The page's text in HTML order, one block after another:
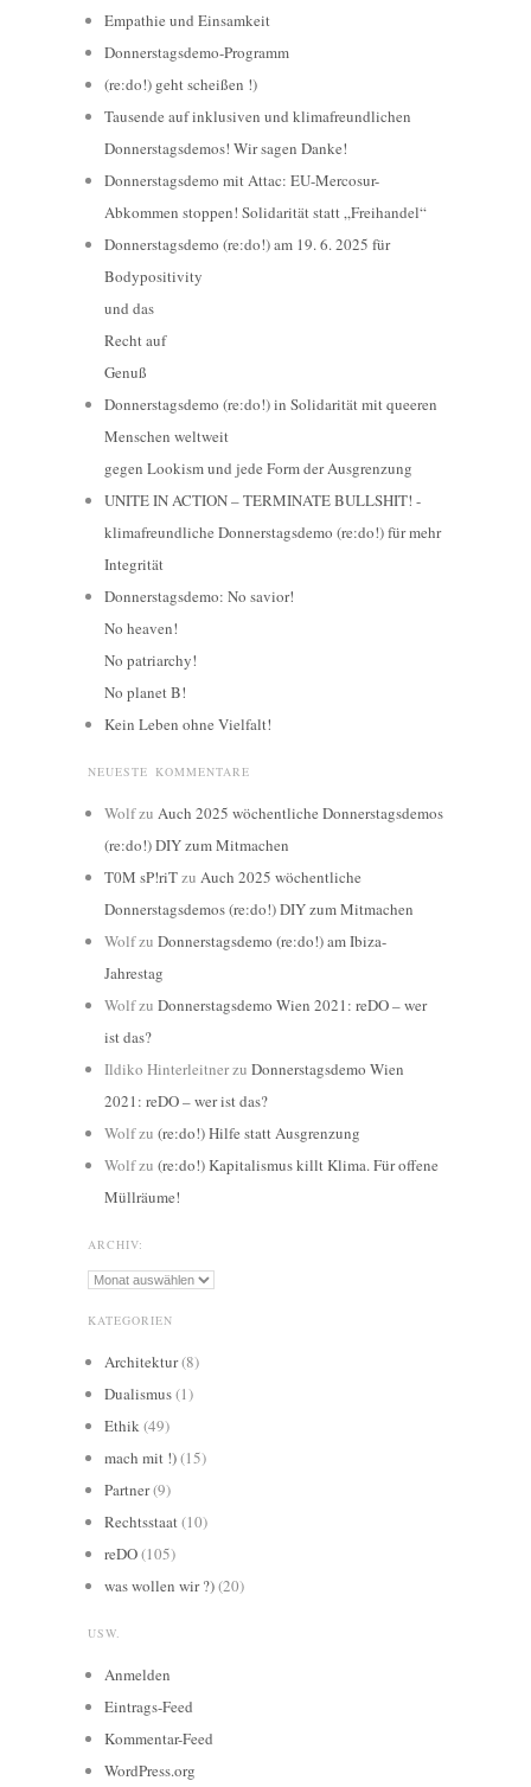
Empathie und Einsamkeit
Donnerstagsdemo-Programm
(re:do!) geht scheißen !)
Tausende auf inklusiven und klimafreundlichen
Donnerstagsdemos! Wir sagen Danke!
Donnerstagsdemo mit Attac: EU-Mercosur-
Abkommen stoppen! Solidarität statt „Freihandel“
Donnerstagsdemo (re:do!) am 19. 6. 2025 für
Bodypositivity
und das
Recht auf
Genuß
Donnerstagsdemo (re:do!) in Solidarität mit queeren
Menschen weltweit
gegen Lookism und jede Form der Ausgrenzung
UNITE IN ACTION – TERMINATE BULLSHIT! -
klimafreundliche Donnerstagsdemo (re:do!) für mehr
Integrität
Donnerstagsdemo: No savior!
No heaven!
No patriarchy!
No planet B!
Kein Leben ohne Vielfalt!
NEUESTE KOMMENTARE
Wolfzu Auch 2025 wöchentliche Donnerstagsdemos
(re:do!) DIY zum Mitmachen
T0M sP!riTzu Auch 2025 wöchentliche
Donnerstagsdemos (re:do!) DIY zum Mitmachen
Wolfzu Donnerstagsdemo (re:do!) am Ibiza-
Jahrestag
Wolfzu Donnerstagsdemo Wien 2021: reDO – wer
ist das?
Ildiko Hinterleitnerzu Donnerstagsdemo Wien
2021: reDO – wer ist das?
Wolfzu (re:do!) Hilfe statt Ausgrenzung
Wolfzu (re:do!) Kapitalismus killt Klima. Für offene
Müllräume!
ARCHIV:
Archiv:
KATEGORIEN
Architektur(8)
Dualismus(1)
Ethik(49)
mach mit !)(15)
Partner(9)
Rechtsstaat(10)
reDO(105)
was wollen wir ?)(20)
USW.
Anmelden
Eintrags-Feed
Kommentar-Feed
WordPress.org